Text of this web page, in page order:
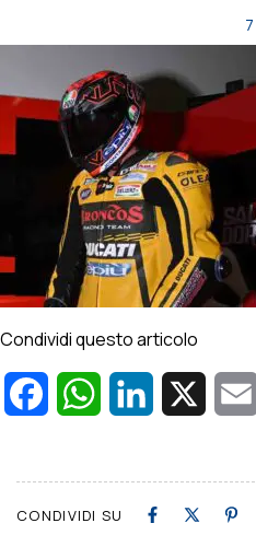
Condividi questo articolo
FacebookWhatsAppLinkedIn
CONDIVIDI SU